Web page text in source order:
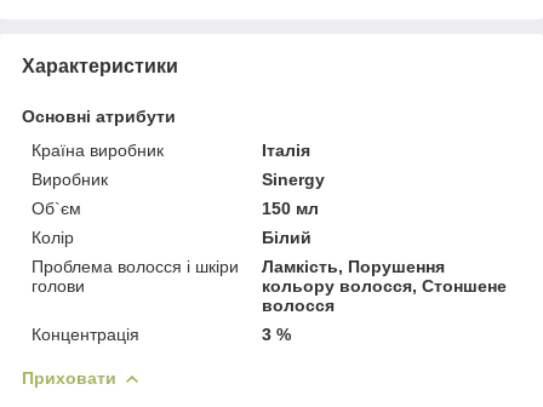
Характеристики
Основні атрибути
Країна виробник
Італія
Виробник
Sinergy
Об`єм
150 мл
Колір
Білий
Проблема волосся і шкіри
голови
Ламкість, Порушення
кольору волосся, Стоншене
волосся
Концентрація
3 %
Приховати